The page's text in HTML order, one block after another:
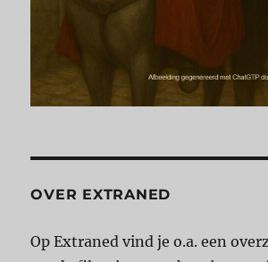
OVER EXTRANED
Op Extraned vind je o.a. een